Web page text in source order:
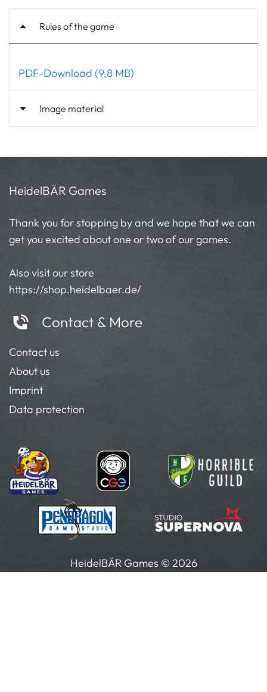
Rules of the game
PDF-Download (9,8 MB)
Image material
HeidelBÄR Games
Thank you for stopping by and we hope that we can
get you excited about one or two of our games.
Also visit our store
https://shop.heidelbaer.de/
Contact & More
Contact us
About us
Imprint
Data protection
HeidelBÄR Games © 2026